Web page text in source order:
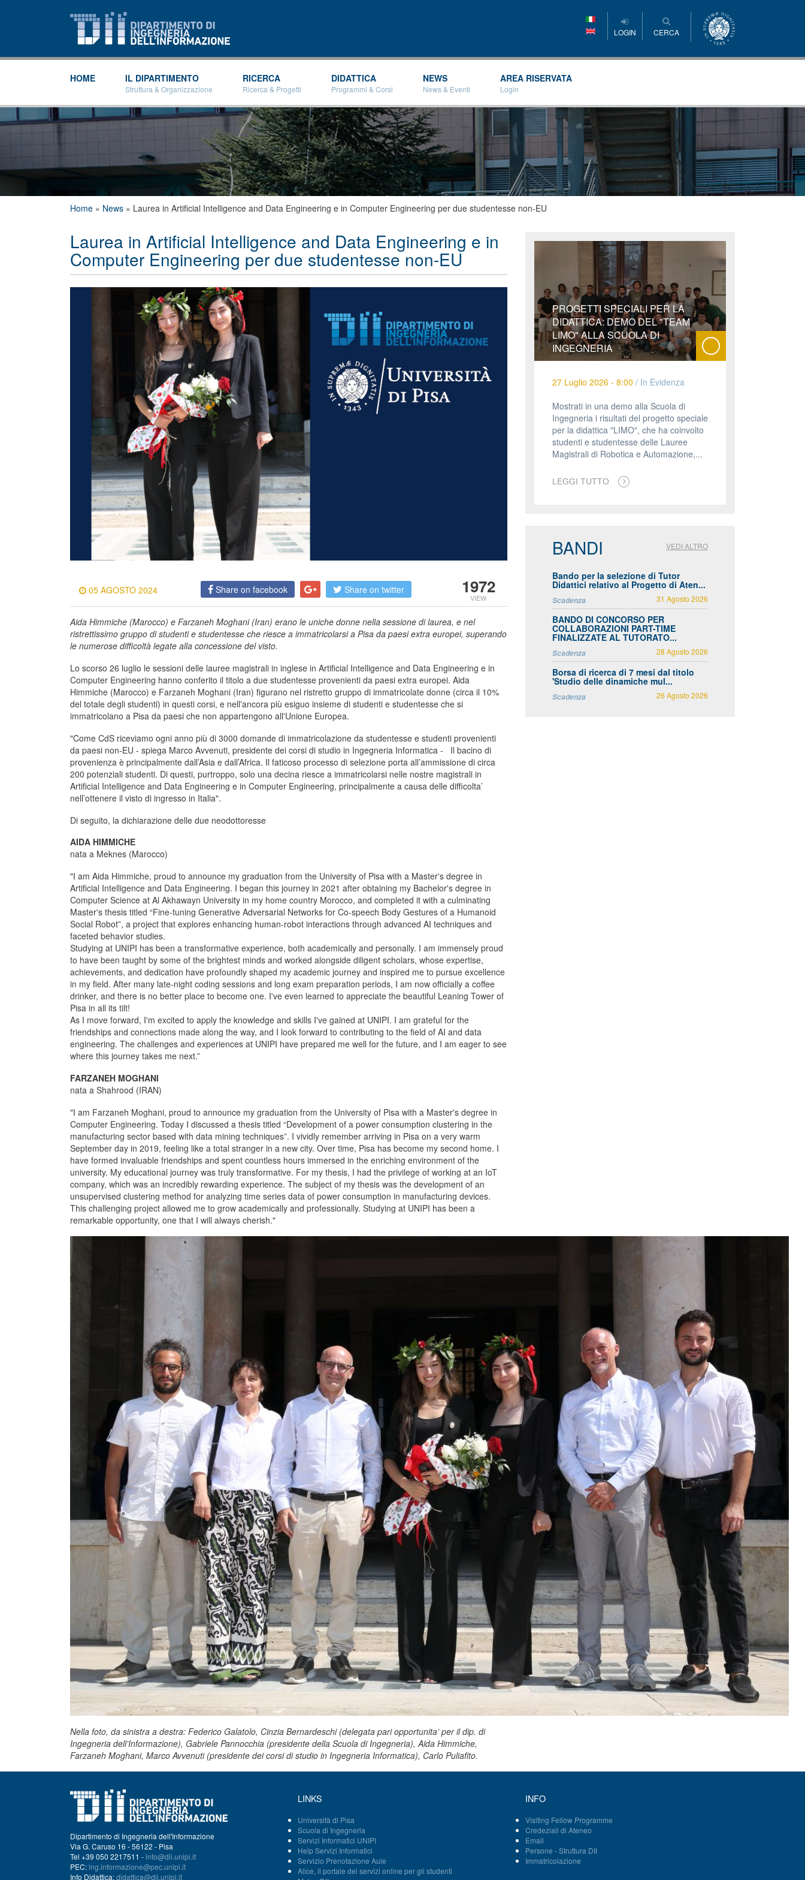
LOGIN CERCA
HOME IL DIPARTIMENTO
Struttura & Organizzazione
RICERCA
Ricerca & Progetti
DIDATTICA
Programmi & Corsi
NEWS
News & Eventi
AREA RISERVATA
Login
Tu sei qui
Home » News » Laurea in Artificial Intelligence and Data Engineering e in Computer Engineering per due studentesse non-EU
Laurea in Artificial Intelligence and Data Engineering e in
Computer Engineering per due studentesse non-EU
05 AGOSTO 2024 Share on facebook Share on twitter 1972
VIEW
Aida Himmiche (Marocco) e Farzaneh Moghani (Iran) erano le uniche donne nella sessione di laurea, e nel
ristrettissimo gruppo di studenti e studentesse che riesce a immatricolarsi a Pisa da paesi extra europei, superando
le numerose difficoltà legate alla concessione del visto.
Lo scorso 26 luglio le sessioni delle lauree magistrali in inglese in Artificial Intelligence and Data Engineering e in
Computer Engineering hanno conferito il titolo a due studentesse provenienti da paesi extra europei. Aida
Himmiche (Marocco) e Farzaneh Moghani (Iran) figurano nel ristretto gruppo di immatricolate donne (circa il 10%
del totale degli studenti) in questi corsi, e nell'ancora più esiguo insieme di studenti e studentesse che si
immatricolano a Pisa da paesi che non appartengono all'Unione Europea.
"Come CdS riceviamo ogni anno più di 3000 domande di immatricolazione da studentesse e studenti provenienti
da paesi non-EU - spiega Marco Avvenuti, presidente dei corsi di studio in Ingegneria Informatica - Il bacino di
provenienza è principalmente dall’Asia e dall’Africa. Il faticoso processo di selezione porta all’ammissione di circa
200 potenziali studenti. Di questi, purtroppo, solo una decina riesce a immatricolarsi nelle nostre magistrali in
Artificial Intelligence and Data Engineering e in Computer Engineering, principalmente a causa delle difficolta’
nell’ottenere il visto di ingresso in Italia".
Di seguito, la dichiarazione delle due neodottoresse
AIDA HIMMICHE
nata a Meknes (Marocco)
"I am Aida Himmiche, proud to announce my graduation from the University of Pisa with a Master's degree in
Artificial Intelligence and Data Engineering. I began this journey in 2021 after obtaining my Bachelor's degree in
Computer Science at Al Akhawayn University in my home country Morocco, and completed it with a culminating
Master's thesis titled “Fine-tuning Generative Adversarial Networks for Co-speech Body Gestures of a Humanoid
Social Robot”, a project that explores enhancing human-robot interactions through advanced AI techniques and
faceted behavior studies.
Studying at UNIPI has been a transformative experience, both academically and personally. I am immensely proud
to have been taught by some of the brightest minds and worked alongside diligent scholars, whose expertise,
achievements, and dedication have profoundly shaped my academic journey and inspired me to pursue excellence
in my field. After many late-night coding sessions and long exam preparation periods, I am now officially a coffee
drinker, and there is no better place to become one. I've even learned to appreciate the beautiful Leaning Tower of
Pisa in all its tilt!
As I move forward, I'm excited to apply the knowledge and skills I've gained at UNIPI. I am grateful for the
friendships and connections made along the way, and I look forward to contributing to the field of AI and data
engineering. The challenges and experiences at UNIPI have prepared me well for the future, and I am eager to see
where this journey takes me next.”
FARZANEH MOGHANI
nata a Shahrood (IRAN)
"I am Farzaneh Moghani, proud to announce my graduation from the University of Pisa with a Master's degree in
Computer Engineering. Today I discussed a thesis titled “Development of a power consumption clustering in the
manufacturing sector based with data mining techniques”. I vividly remember arriving in Pisa on a very warm
September day in 2019, feeling like a total stranger in a new city. Over time, Pisa has become my second home. I
have formed invaluable friendships and spent countless hours immersed in the enriching environment of the
university. My educational journey was truly transformative. For my thesis, I had the privilege of working at an IoT
company, which was an incredibly rewarding experience. The subject of my thesis was the development of an
unsupervised clustering method for analyzing time series data of power consumption in manufacturing devices.
This challenging project allowed me to grow academically and professionally. Studying at UNIPI has been a
remarkable opportunity, one that I will always cherish."
Nella foto, da sinistra a destra: Federico Galatolo, Cinzia Bernardeschi (delegata pari opportunita’ per il dip. di
Ingegneria dell’Informazione), Gabriele Pannocchia (presidente della Scuola di Ingegneria), Aida Himmiche,
Farzaneh Moghani, Marco Avvenuti (presidente dei corsi di studio in Ingegneria Informatica), Carlo Puliafito.
PROGETTI SPECIALI PER LA
DIDATTICA: DEMO DEL "TEAM
LIMO" ALLA SCUOLA DI
INGEGNERIA
27 Luglio 2026 - 8:00 / In Evidenza
Mostrati in una demo alla Scuola di
Ingegneria i risultati del progetto speciale
per la didattica "LIMO", che ha coinvolto
studenti e studentesse delle Lauree
Magistrali di Robotica e Automazione,...
LEGGI TUTTO
BANDI VEDI ALTRO
Bando per la selezione di Tutor
Didattici relativo al Progetto di Aten...
Scadenza 31 Agosto 2026
BANDO DI CONCORSO PER
COLLABORAZIONI PART-TIME
FINALIZZATE AL TUTORATO...
Scadenza 28 Agosto 2026
Borsa di ricerca di 7 mesi dal titolo
'Studio delle dinamiche mul...
Scadenza 26 Agosto 2026
Dipartimento di Ingegneria dell'Informazione
Via G. Caruso 16 - 56122 - Pisa
Tel +39 050 2217511 -info@dii.unipi.it
PEC:ing.informazione@pec.unipi.it
Info Didattica:didattica@dii.unipi.it
LINKS
Università di Pisa
Scuola di Ingegneria
Servizi Informatici UNIPI
Help Servizi Informatici
Servizio Prenotazione Aule
Alice, il portale dei servizi online per gli studenti
INFO
Visiting Fellow Programme
Credeziali di Ateneo
Email
Persone - Struttura DII
Immatricolazione